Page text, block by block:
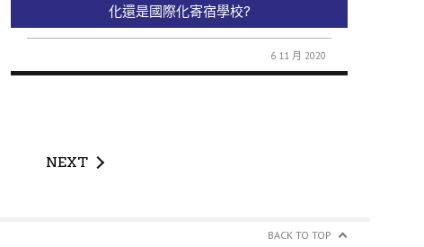
化還是國際化寄宿學校?
6 11 月 2020
NEXT
BACK TO TOP